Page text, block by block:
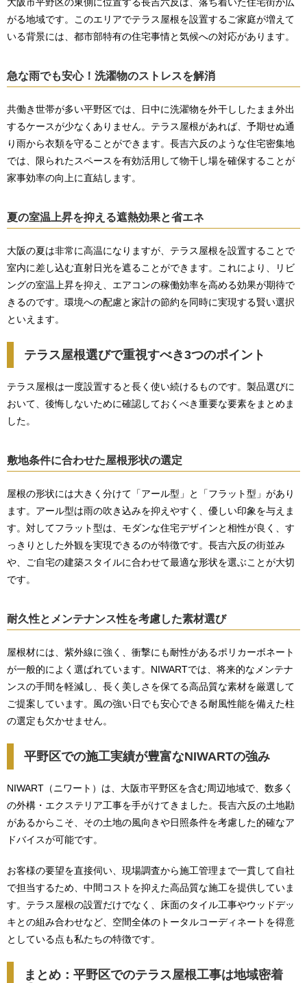
がる地域です。このエリアでテラス屋根を設置するご家庭が増えて
いる背景には、都市部特有の住宅事情と気候への対応があります。
急な雨でも安心！洗濯物のストレスを解消
共働き世帯が多い平野区では、日中に洗濯物を外干ししたまま外出
するケースが少なくありません。テラス屋根があれば、予期せぬ通
り雨から衣類を守ることができます。長吉六反のような住宅密集地
では、限られたスペースを有効活用して物干し場を確保することが
家事効率の向上に直結します。
夏の室温上昇を抑える遮熱効果と省エネ
大阪の夏は非常に高温になりますが、テラス屋根を設置することで
室内に差し込む直射日光を遮ることができます。これにより、リビ
ングの室温上昇を抑え、エアコンの稼働効率を高める効果が期待で
きるのです。環境への配慮と家計の節約を同時に実現する賢い選択
といえます。
テラス屋根選びで重視すべき3つのポイント
テラス屋根は一度設置すると長く使い続けるものです。製品選びに
おいて、後悔しないために確認しておくべき重要な要素をまとめま
した。
敷地条件に合わせた屋根形状の選定
屋根の形状には大きく分けて「アール型」と「フラット型」があり
ます。アール型は雨の吹き込みを抑えやすく、優しい印象を与えま
す。対してフラット型は、モダンな住宅デザインと相性が良く、す
っきりとした外観を実現できるのが特徴です。長吉六反の街並み
や、ご自宅の建築スタイルに合わせて最適な形状を選ぶことが大切
です。
耐久性とメンテナンス性を考慮した素材選び
屋根材には、紫外線に強く、衝撃にも耐性があるポリカーボネート
が一般的によく選ばれています。NIWARTでは、将来的なメンテナ
ンスの手間を軽減し、長く美しさを保てる高品質な素材を厳選して
ご提案しています。風の強い日でも安心できる耐風性能を備えた柱
の選定も欠かせません。
平野区での施工実績が豊富なNIWARTの強み
NIWART（ニワート）は、大阪市平野区を含む周辺地域で、数多く
の外構・エクステリア工事を手がけてきました。長吉六反の土地勘
があるからこそ、その土地の風向きや日照条件を考慮した的確なア
ドバイスが可能です。
お客様の要望を直接伺い、現場調査から施工管理まで一貫して自社
で担当するため、中間コストを抑えた高品質な施工を提供していま
す。テラス屋根の設置だけでなく、床面のタイル工事やウッドデッ
キとの組み合わせなど、空間全体のトータルコーディネートを得意
としている点も私たちの特徴です。
まとめ：平野区でのテラス屋根工事は地域密着